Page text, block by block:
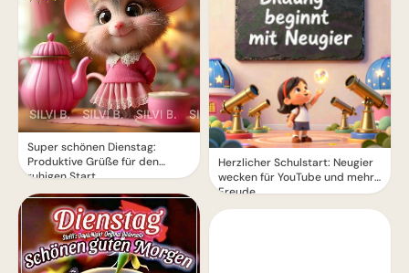
Super schönen Dienstag:
Produktive Grüße für den
ruhigen Start
Herzlicher Schulstart: Neugier
wecken für YouTube und mehr
Freude